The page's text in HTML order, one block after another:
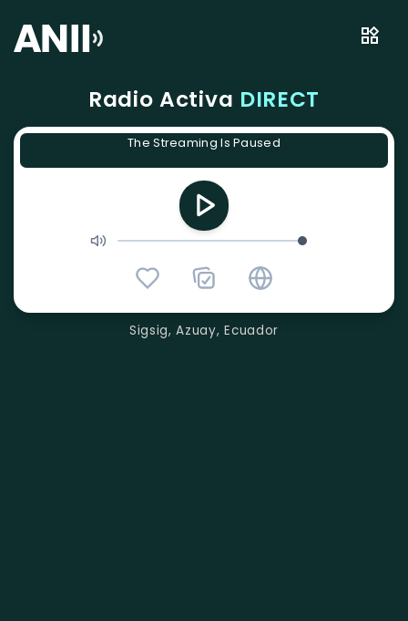
Radio Activa DIRECT
The Streaming Is Paused
Sigsig, Azuay, Ecuador